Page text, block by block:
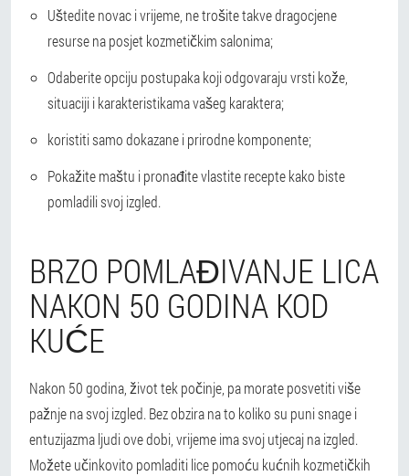
Uštedite novac i vrijeme, ne trošite takve dragocjene
resurse na posjet kozmetičkim salonima;
Odaberite opciju postupaka koji odgovaraju vrsti kože,
situaciji i karakteristikama vašeg karaktera;
koristiti samo dokazane i prirodne komponente;
Pokažite maštu i pronađite vlastite recepte kako biste
pomladili svoj izgled.
BRZO POMLAĐIVANJE LICA
NAKON 50 GODINA KOD
KUĆE
Nakon 50 godina, život tek počinje, pa morate posvetiti više
pažnje na svoj izgled. Bez obzira na to koliko su puni snage i
entuzijazma ljudi ove dobi, vrijeme ima svoj utjecaj na izgled.
Možete učinkovito pomladiti lice pomoću kućnih kozmetičkih